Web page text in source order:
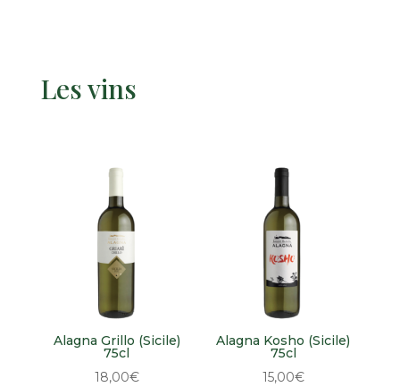
Les vins
Alagna Grillo (Sicile)
75cl
18,00€
Alagna Kosho (Sicile)
75cl
15,00€